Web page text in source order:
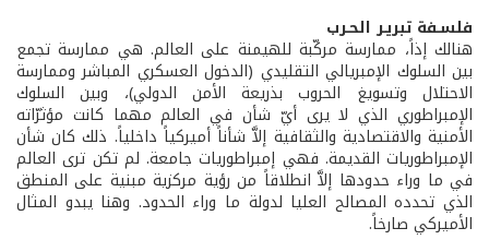
فلسـفة تبريـر الحـرب
هنالك إذاً، ممارسة مركّبة للهيمنة على العالم. هي ممارسة تجمع
بين السلوك الإمبريالي التقليدي (الدخول العسكري المباشر وممارسة
الاحتلال وتسويغ الحروب بذريعة الأمن الدولي)، وبين السلوك
الإمبراطوري الذي لا يرى أيّ شأن في العالم مهما كانت مؤثرّاته
الأمنية والاقتصادية والثقافية إلاَّ شأناً أميركياً داخلياً. ذلك كان شأن
الإمبراطوريات القديمة. فهي إمبراطوريات جامعة. لم تكن ترى العالم
في ما وراء حدودها إلاَّ انطلاقاً من رؤية مركزية مبنية على المنطق
الذي تحدده المصالح العليا لدولة ما وراء الحدود. وهنا يبدو المثال
الأميركي صارخاً.